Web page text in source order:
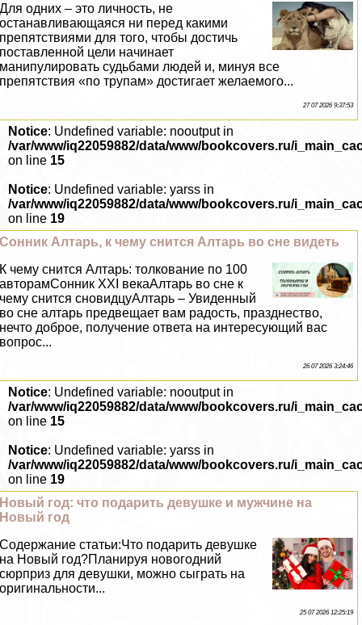
Для одних – это личность, не
останавливающаяся ни перед какими
препятствиями для того, чтобы достичь
поставленной цели начинает
манипулировать судьбами людей и, минуя все
препятствия «по трупам» достигает желаемого...
27 07 2026 9:37:53
Notice: Undefined variable: nooutput in
/var/www/iq22059882/data/www/bookcovers.ru/
on line 15
Notice: Undefined variable: yarss in
/var/www/iq22059882/data/www/bookcovers.ru/
on line 19
Сонник Алтарь, к чему снится Алтарь во сне видеть
К чему снится Алтарь: толкование по 100
авторамСонник XXI векаАлтарь во сне к
чему снится сновидцуАлтарь – Увиденный
во сне алтарь предвещает вам радость, празднество,
нечто доброе, получение ответа на интересующий вас
вопрос...
26 07 2026 3:24:46
Notice: Undefined variable: nooutput in
/var/www/iq22059882/data/www/bookcovers.ru/
on line 15
Notice: Undefined variable: yarss in
/var/www/iq22059882/data/www/bookcovers.ru/
on line 19
Новый год: что подарить дeвyшке и мужчине на
Новый год
Содержание статьи:Что подарить дeвyшке
на Новый год?Планируя новогодний
сюрприз для дeвyшки, можно сыграть на
оригинальности...
25 07 2026 12:25:19